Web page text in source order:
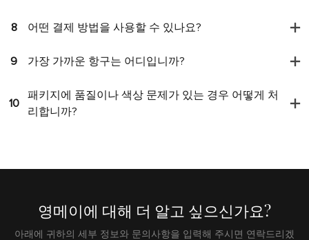
8 어떤 결제 방법을 사용할 수 있나요?
9 가장 가까운 항구는 어디입니까?
10
패키지에 품질이나 색상 문제가 있는 경우 어떻게 처
리합니까?
영메이에 대해 더 알고 싶으신가요?
아래에 귀하의 세부 정보와 문의사항을 입력해 주시면 연락드리겠